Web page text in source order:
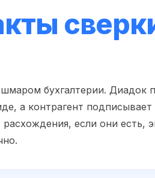
бухгалтерии. Диадок
а контрагент
если они есть,